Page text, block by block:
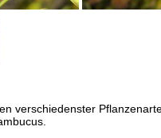
verschiedenster